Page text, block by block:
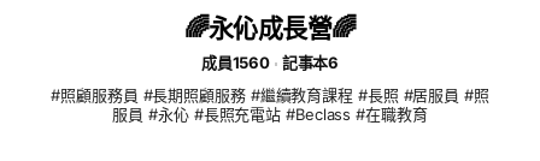
🌈永伈成長營🌈
成員1560
記事本6
#照顧服務員 #長期照顧服務 #繼續教育課程 #長照 #居服員 #照
服員 #永伈 #長照充電站 #Beclass #在職教育